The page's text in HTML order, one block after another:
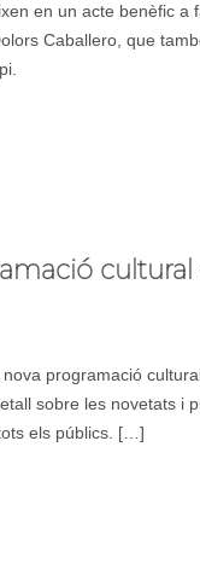
en un acte benèfic a
Caballero, que
programació
sobre les novetats i
els públics. […]